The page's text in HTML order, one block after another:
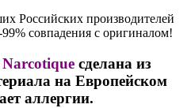
Российских производителей
совпадения с оригиналом!
сделана из
на Европейском
аллергии.